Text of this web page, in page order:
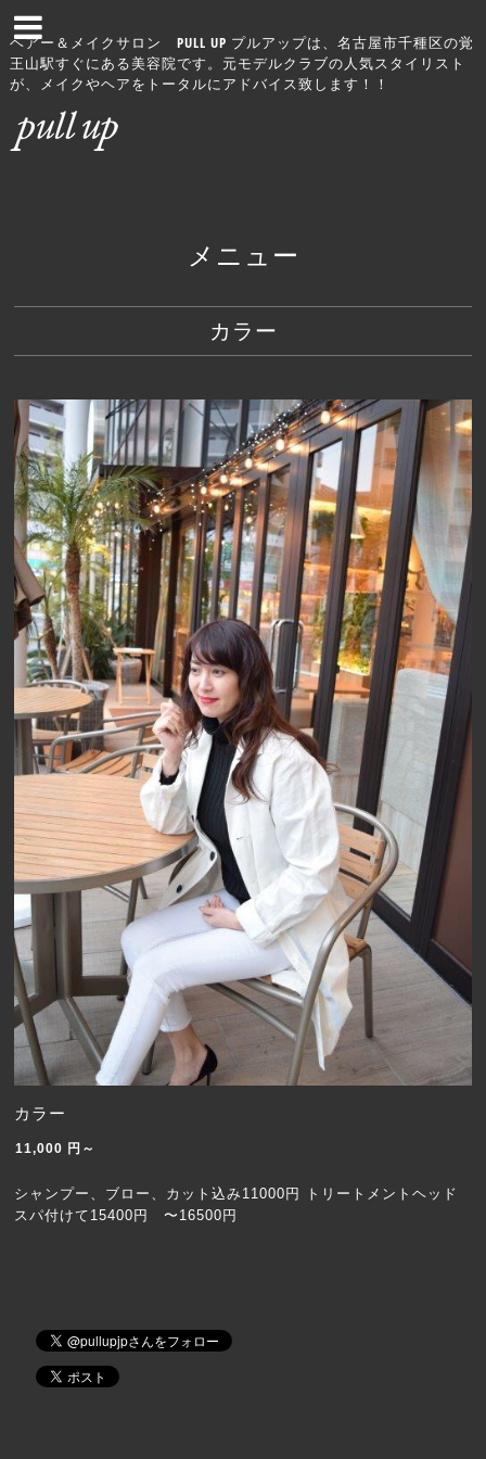
ヘアー＆メイクサロン PULL UP プルアップは、名古屋市千種区の覚
王山駅すぐにある美容院です。元モデルクラブの人気スタイリスト
が、メイクやヘアをトータルにアドバイス致します！！
メニュー
カラー
カラー
11,000 円～
シャンプー、ブロー、カット込み11000円 トリートメントヘッド
スパ付けて15400円 〜16500円